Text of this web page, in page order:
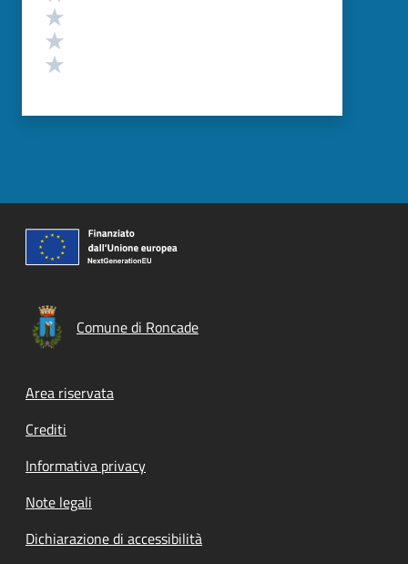
Comune di Roncade
Footer menu
Area riservata
Crediti
Informativa privacy
Note legali
Dichiarazione di accessibilità